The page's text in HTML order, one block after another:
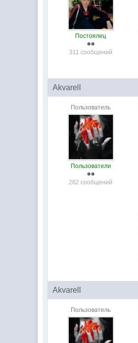
Постоялец
311 сообщений
Akvarell
Пользователь
Пользователи
282 сообщений
Akvarell
Пользователь